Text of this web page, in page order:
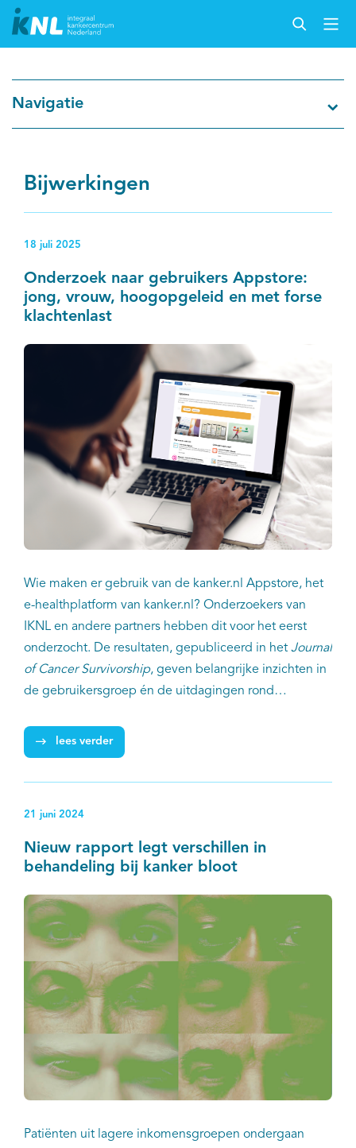
Cijfers over kanker
Kanker & leven
Palliatieve zorg
Kankeratlas
IKNL and the NCR
Dure geneesmiddelen
Projecten
Trials
Webshop
Navigatie
Bijwerkingen
18 juli 2025
Onderzoek naar gebruikers Appstore:
jong, vrouw, hoogopgeleid en met forse
klachtenlast
Wie maken er gebruik van de kanker.nl Appstore, het
e-healthplatform van kanker.nl? Onderzoekers van
IKNL en andere partners hebben dit voor het eerst
onderzocht. De resultaten, gepubliceerd in het Journal
of Cancer Survivorship, geven belangrijke inzichten in
de gebruikersgroep én de uitdagingen rond
lees verder
21 juni 2024
Nieuw rapport legt verschillen in
behandeling bij kanker bloot
Patiënten uit lagere inkomensgroepen ondergaan